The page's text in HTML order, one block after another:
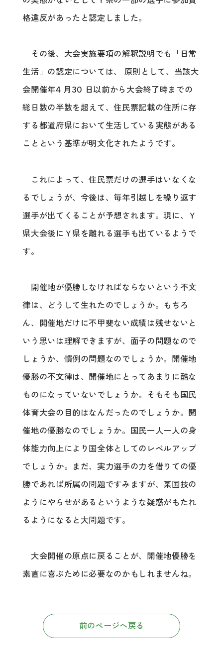
格違反があったと認定しました。
その後、大会実施要項の解釈説明でも「日常
生活」の認定については、 原則として、当該大
会開催年4 月30 日以前から大会終了時までの
総日数の半数を超えて、住民票記載の住所に存
する都道府県において生活している実態がある
ことという基準が明文化されたようです。
これによって、住民票だけの選手はいなくな
るでしょうが、今後は、毎年引越しを繰り返す
選手が出てくることが予想されます。現に、Ｙ
県大会後にＹ県を離れる選手も出ているようで
す。
開催地が優勝しなければならないという不文
律は、どうして生れたのでしょうか。もちろ
ん、開催地だけに不甲斐ない成績は残せないと
いう思いは理解できますが、面子の問題なので
しょうか、慣例の問題なのでしょうか。開催地
優勝の不文律は、開催地にとってあまりに酷な
ものになっていないでしょうか。そもそも国民
体育大会の目的はなんだったのでしょうか。開
催地の優勝なのでしょうか。国民一人一人の身
体能力向上により国全体としてのレベルアップ
でしょうか。まだ、実力選手の力を借りての優
勝であれば所属の問題ですみますが、某国技の
ようにやらせがあるというような疑惑がもたれ
るようになると大問題です。
大会開催の原点に戻ることが、開催地優勝を
素直に喜ぶために必要なのかもしれませんね。
前のページへ戻る